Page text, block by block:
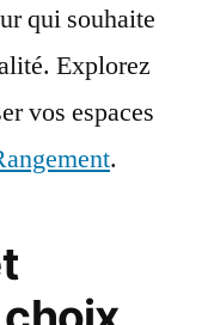
qui souhaite
Explorez
vos espaces
.